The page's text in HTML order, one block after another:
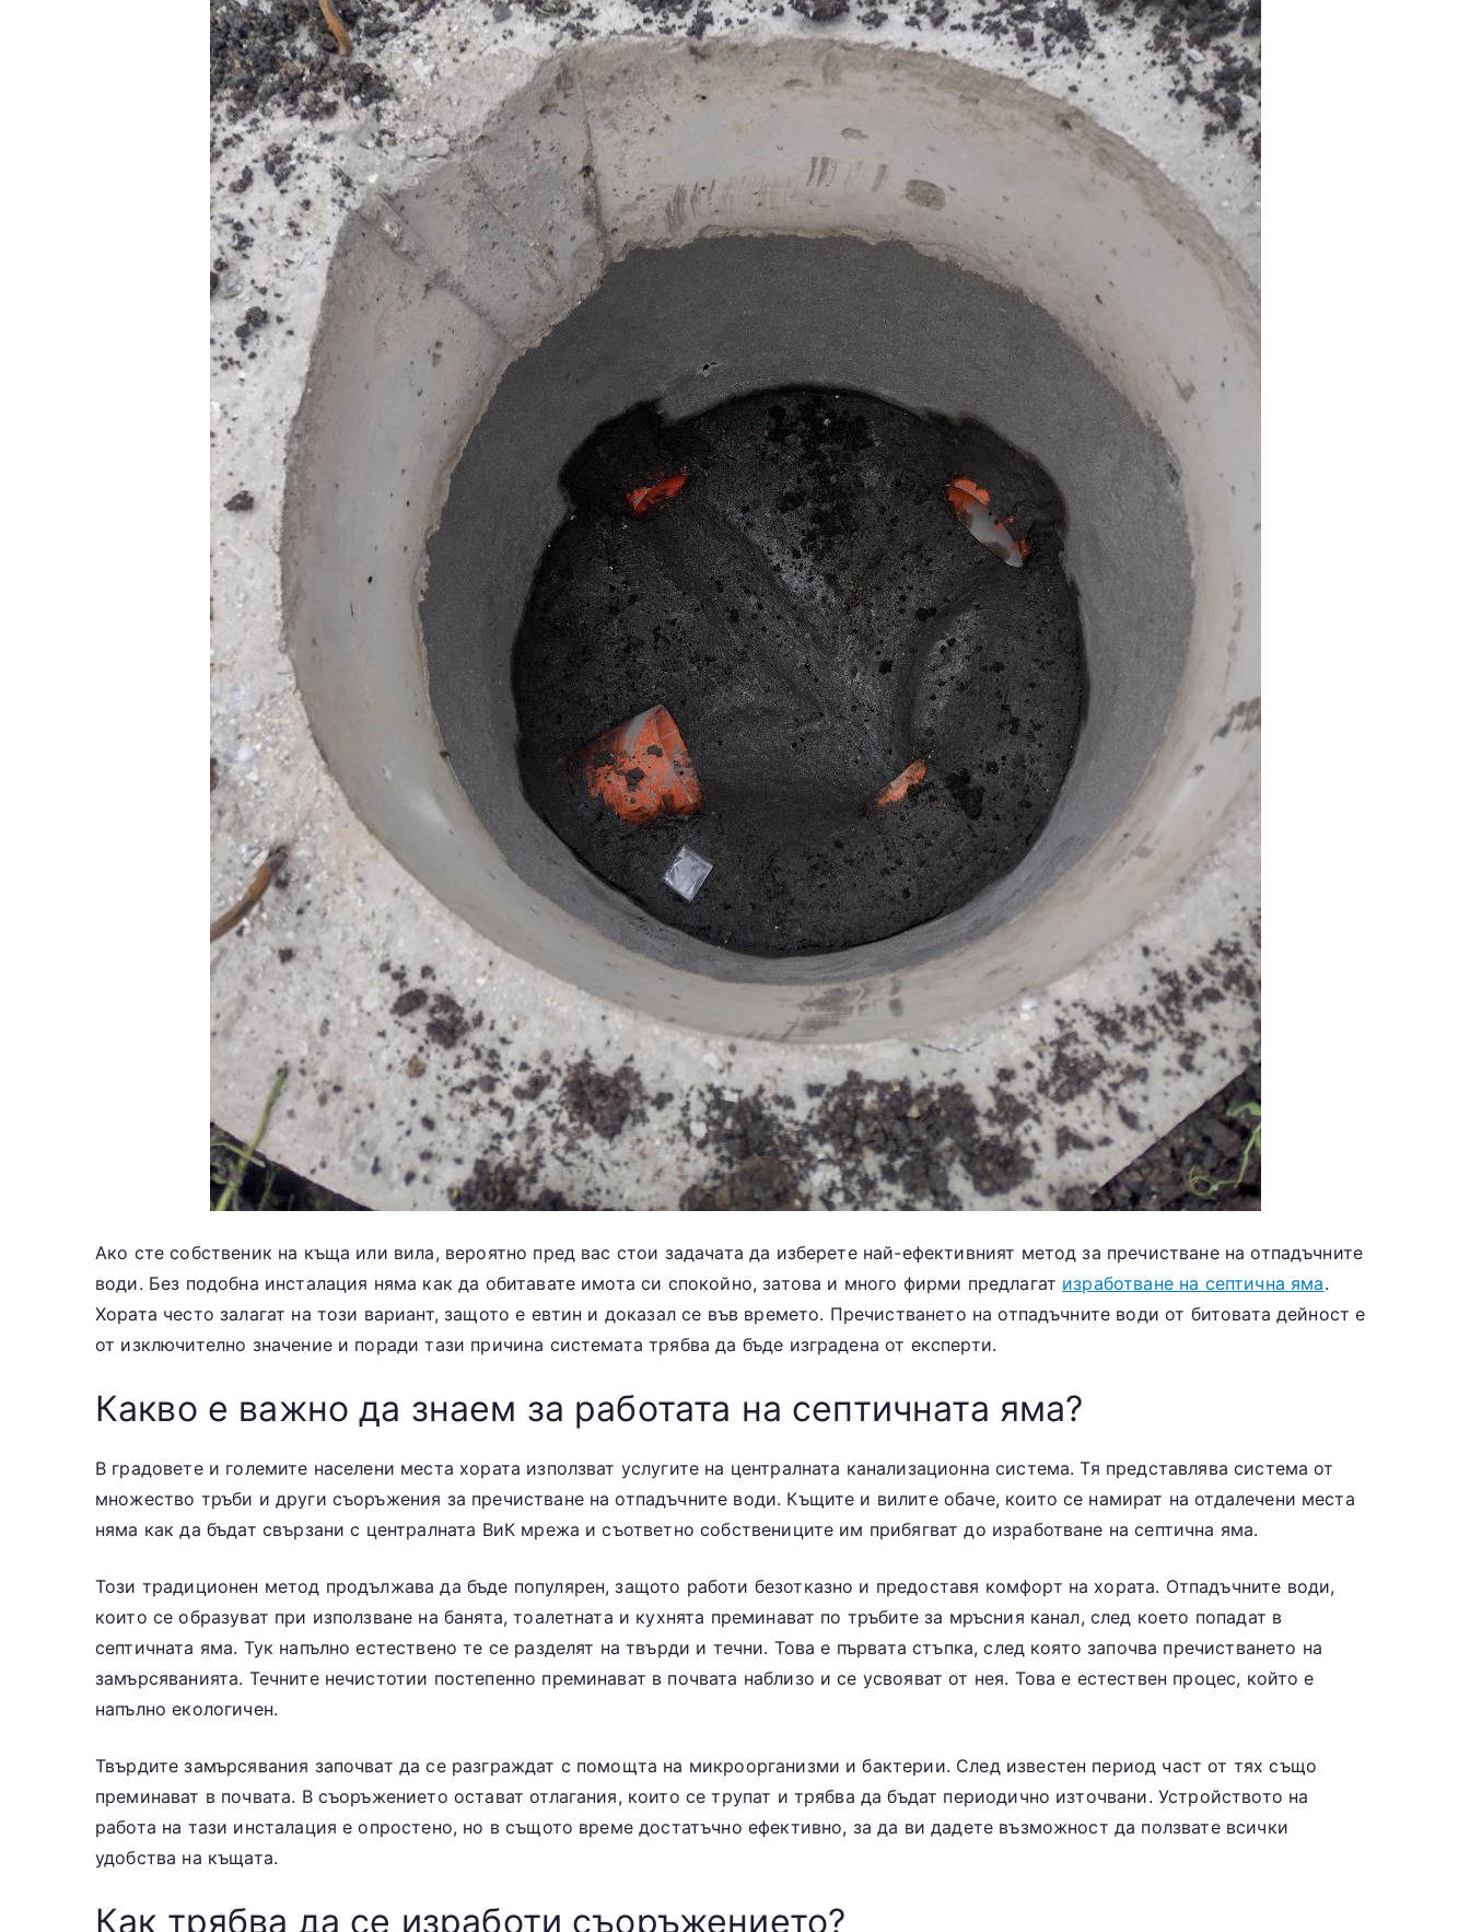
Ако сте собственик на къща или вила, вероятно пред вас стои задачата да изберете най-ефективният метод за пречистване на отпадъчните
води. Без подобна инсталация няма как да обитавате имота си спокойно, затова и много фирми предлагат изработване на септична яма.
Хората често залагат на този вариант, защото е евтин и доказал се във времето. Пречистването на отпадъчните води от битовата дейност е
от изключително значение и поради тази причина системата трябва да бъде изградена от експерти.
Какво е важно да знаем за работата на септичната яма?
В градовете и големите населени места хората използват услугите на централната канализационна система. Тя представлява система от
множество тръби и други съоръжения за пречистване на отпадъчните води. Къщите и вилите обаче, които се намират на отдалечени места
няма как да бъдат свързани с централната ВиК мрежа и съответно собствениците им прибягват до изработване на септична яма.
Този традиционен метод продължава да бъде популярен, защото работи безотказно и предоставя комфорт на хората. Отпадъчните води,
които се образуват при използване на банята, тоалетната и кухнята преминават по тръбите за мръсния канал, след което попадат в
септичната яма. Тук напълно естествено те се разделят на твърди и течни. Това е първата стъпка, след която започва пречистването на
замърсяванията. Течните нечистотии постепенно преминават в почвата наблизо и се усвояват от нея. Това е естествен процес, който е
напълно екологичен.
Твърдите замърсявания започват да се разграждат с помощта на микроорганизми и бактерии. След известен период част от тях също
преминават в почвата. В съоръжението остават отлагания, които се трупат и трябва да бъдат периодично източвани. Устройството на
работа на тази инсталация е опростено, но в същото време достатъчно ефективно, за да ви дадете възможност да ползвате всички
удобства на къщата.
Как трябва да се изработи съоръжението?